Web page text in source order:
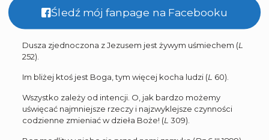
Śledź mój fanpage na Facebooku
Dusza zjednoczona z Jezusem jest żywym uśmiechem (L
252).
Im bliżej ktoś jest Boga, tym więcej kocha ludzi (L 60).
Wszystko zależy od intencji. O, jak bardzo możemy
uświęcać najmniejsze rzeczy i najzwyklejsze czynności
codzienne zmieniać w dzieła Boże! (L 309).